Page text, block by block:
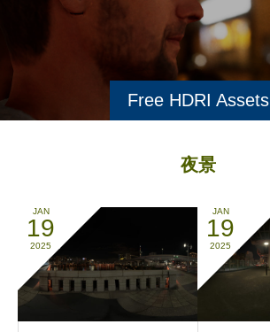
Free HDRI Assets
夜景
JAN
19
2025
JAN
19
2025